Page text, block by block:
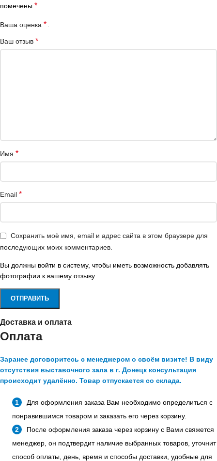
помечены *
Ваша оценка *
Ваш отзыв *
Имя *
Email *
Сохранить моё имя, email и адрес сайта в этом браузере для
последующих моих комментариев.
Вы должны войти в систему, чтобы иметь возможность добавлять
фотографии к вашему отзыву.
Доставка и оплата
Оплата
Заранее договоритесь с менеджером о своём визите! В виду
отсутствия выставочного зала в г. Донецк консультация
происходит удалённо. Товар отпускается со склада.
Для оформления заказа Вам необходимо определиться с
понравившимся товаром и заказать его через корзину.
После оформления заказа через корзину с Вами свяжется
менеджер, он подтвердит наличие выбранных товаров, уточнит
способ оплаты, день, время и способы доставки, удобные для